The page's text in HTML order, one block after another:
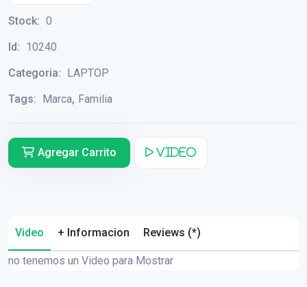
Stock: 0
Id: 10240
Categoria: LAPTOP
Tags: Marca, Familia
Agregar Carrito Video
Video + Informacion Reviews (*)
no tenemos un Video para Mostrar